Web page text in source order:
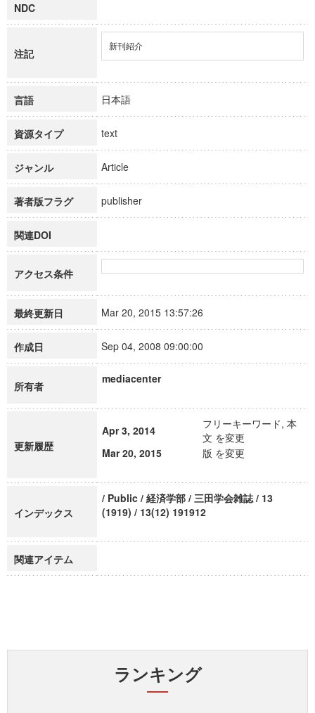
NDC
注記
新刊紹介
言語 日本語
資源タイプ text
ジャンル Article
著者版フラグ publisher
関連DOI
アクセス条件
最終更新日 Mar 20, 2015 13:57:26
作成日 Sep 04, 2008 09:00:00
所有者
mediacenter
更新履歴
Apr 3, 2014
フリーキーワード, 本
文 を変更
Mar 20, 2015
版 を変更
インデックス
/ Public / 経済学部 / 三田学会雑誌 / 13
(1919) / 13(12) 191912
関連アイテム
ランキング